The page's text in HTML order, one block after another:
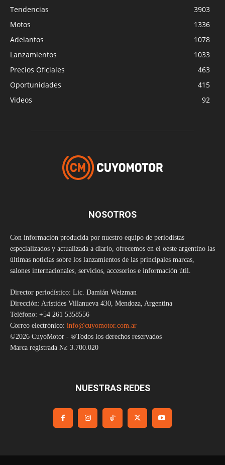
Tendencias
3903
Motos
1336
Adelantos
1078
Lanzamientos
1033
Precios Oficiales
463
Oportunidades
415
Videos
92
NOSOTROS
Con información producida por nuestro equipo de periodistas
especializados y actualizada a diario, ofrecemos en el oeste argentino las
últimas noticias sobre los lanzamientos de las principales marcas,
salones internacionales, servicios, accesorios e información útil.
Director periodístico: Lic. Damián Weizman
Dirección: Arístides Villanueva 430, Mendoza, Argentina
Teléfono: +54 261 5358556
Correo electrónico: info@cuyomotor.com.ar
©2026 CuyoMotor - ®Todos los derechos reservados
Marca registrada №: 3.700.020
NUESTRAS REDES